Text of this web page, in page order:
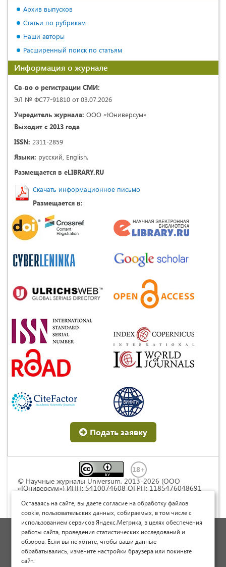
Архив выпусков
Статьи по рубрикам
Наши авторы
Расширенный поиск по статьям
Информация о журнале
Св-во о регистрации СМИ:
ЭЛ № ФС77-91810 от 03.07.2026
Учредитель журнала: ООО «Юниверсум»
Выходит с 2013 года
ISSN: 2311-2859
Языки: русский, English.
Размещается в eLIBRARY.RU
Скачать информационное письмо
Размещается в:
Подать заявку
© Научные журналы Universum, 2013-2026 (ООО
«Юниверсум») ИНН: 5410074608 ОГРН: 1185476048691
Commons « Attribution» («Атрибуция») 4.0
Непортированная
Политика обработки персональных данных
Договор оферты
Опубликовать научную статью
Оставаясь на сайте, вы даете согласие на обработку файлов
cookie, пользовательских данных, собираемых, в том числе с
использованием сервисов Яндекс.Метрика, в целях обеспечения
работы сайта, проведения статистических исследований и
обзоров. Если вы не хотите, чтобы ваши данные
обрабатывались, измените настройки браузера или покиньте
сайт.